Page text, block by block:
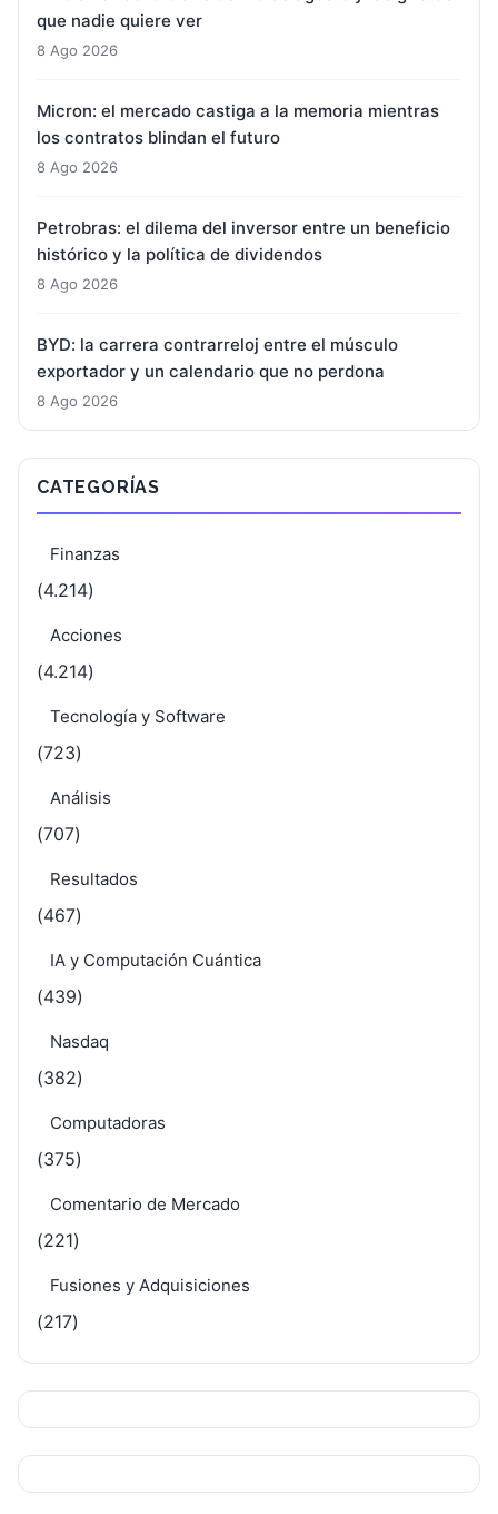
que nadie quiere ver
8 Ago 2026
Micron: el mercado castiga a la memoria mientras
los contratos blindan el futuro
8 Ago 2026
Petrobras: el dilema del inversor entre un beneficio
histórico y la política de dividendos
8 Ago 2026
BYD: la carrera contrarreloj entre el músculo
exportador y un calendario que no perdona
8 Ago 2026
CATEGORÍAS
Finanzas
(4.214)
Acciones
(4.214)
Tecnología y Software
(723)
Análisis
(707)
Resultados
(467)
IA y Computación Cuántica
(439)
Nasdaq
(382)
Computadoras
(375)
Comentario de Mercado
(221)
Fusiones y Adquisiciones
(217)